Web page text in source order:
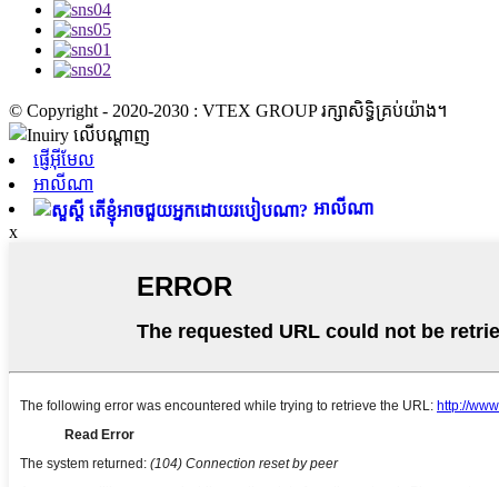
© Copyright - 2020-2030 : VTEX GROUP រក្សាសិទ្ធិគ្រប់យ៉ាង។
ផ្ញើអ៊ីមែល
អាលីណា
អាលីណា
x